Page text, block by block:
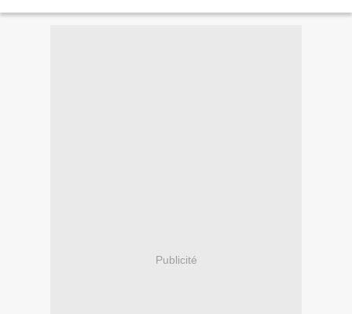
Publicité